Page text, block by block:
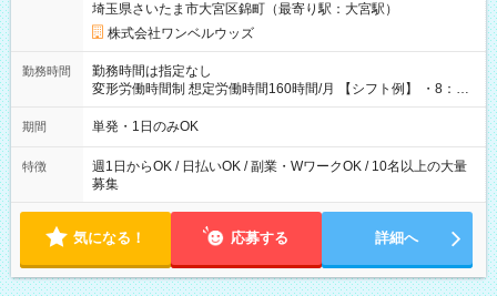
埼玉県さいたま市大宮区錦町（最寄り駅：大宮駅）
株式会社ワンベルウッズ
勤務時間
勤務時間は指定なし
変形労働時間制 想定労働時間160時間/月 【シフト例】 ・8：00
～21：00
期間 単発・1日のみOK
特徴
週1日からOK / 日払いOK / 副業・WワークOK / 10名以上の大量
募集
気になる！ 応募する 詳細へ